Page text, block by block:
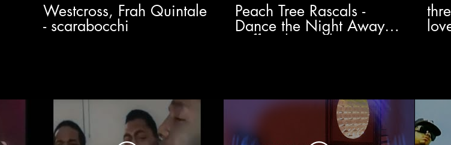
Westcross, Frah Quintale
- scarabocchi
Peach Tree Rascals -
Dance the Night Away
(Official Visualizer)